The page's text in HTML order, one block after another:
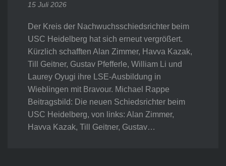
15 Juli 2026
Der Kreis der Nachwuchsschiedsrichter beim
USC Heidelberg hat sich erneut vergrößert.
Kürzlich schafften Alan Zimmer, Havva Kazak,
Till Geitner, Gustav Pfefferle, William Li und
Laurey Oyugi ihre LSE-Ausbildung in
Wieblingen mit Bravour. Michael Rappe
Beitragsbild: Die neuen Schiedsrichter beim
USC Heidelberg, von links: Alan Zimmer,
Havva Kazak, Till Geitner, Gustav…